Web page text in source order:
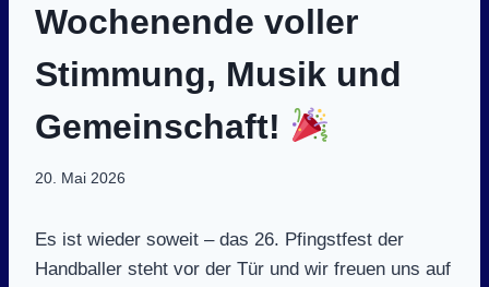
Wochenende voller
Stimmung, Musik und
Gemeinschaft!
20. Mai 2026
Es ist wieder soweit – das 26. Pfingstfest der
Handballer steht vor der Tür und wir freuen uns auf